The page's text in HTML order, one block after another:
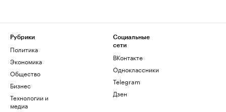
Рубрики
Политика
Экономика
Общество
Бизнес
Технологии и
медиа
Социальные
сети
ВКонтакте
Одноклассники
Telegram
Дзен